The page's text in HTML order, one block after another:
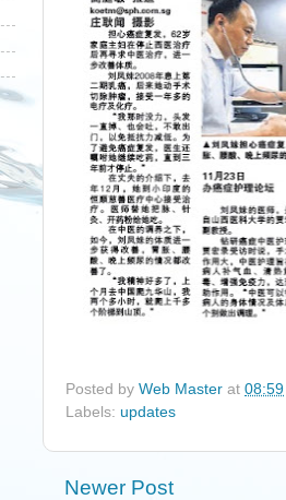
Posted by Web Master at 08:59
Labels: updates
Newer Post